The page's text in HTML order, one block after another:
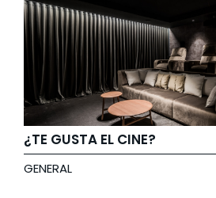
¿TE GUSTA EL CINE?
GENERAL